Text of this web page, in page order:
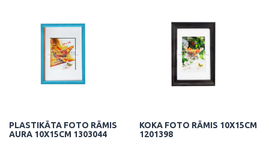
PLASTIKĀTA FOTO RĀMIS
AURA 10X15CM 1303044
KOKA FOTO RĀMIS 10X15CM
1201398